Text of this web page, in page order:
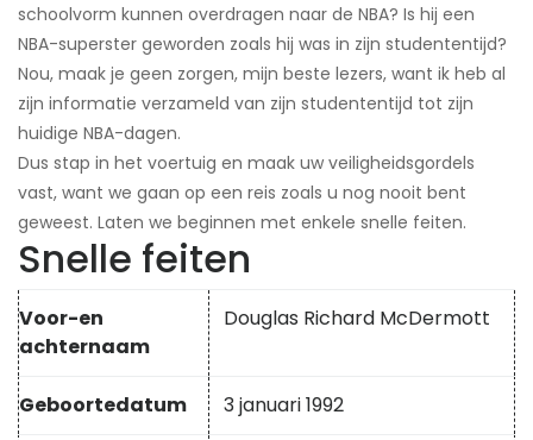
schoolvorm kunnen overdragen naar de NBA? Is hij een
NBA-superster geworden zoals hij was in zijn studententijd?
Nou, maak je geen zorgen, mijn beste lezers, want ik heb al
zijn informatie verzameld van zijn studententijd tot zijn
huidige NBA-dagen.
Dus stap in het voertuig en maak uw veiligheidsgordels
vast, want we gaan op een reis zoals u nog nooit bent
geweest. Laten we beginnen met enkele snelle feiten.
Snelle feiten
Voor-en
achternaam
Douglas Richard McDermott
Geboortedatum 3 januari 1992